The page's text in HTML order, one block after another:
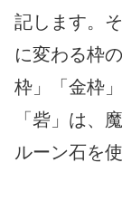
記します。
に変わる枠
枠」「金枠
「砦」は、
ルーン石を